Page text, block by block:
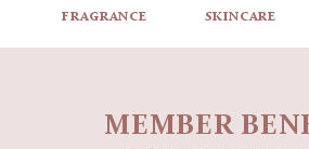
Middle
Soft Suede
FRAGRANCE SKINCARE
MEMBER